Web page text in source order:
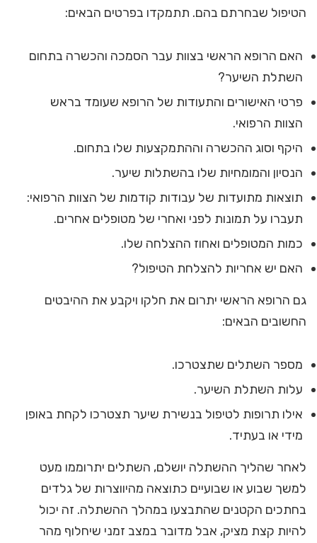
הטיפול שבחרתם בהם. תתמקדו בפרטים הבאים:
האם הרופא הראשי בצוות עבר הסמכה והכשרה בתחום
השתלת השיער?
פרטי האישורים והתעודות של הרופא שעומד בראש
הצוות הרפואי.
היקף וסוג ההכשרה וההתמקצעות שלו בתחום.
הנסיון והמומחיות שלו בהשתלות שיער.
תוצאות מתועדות של עבודות קודמות של הצוות הרפואי:
תעברו על תמונות לפני ואחרי של מטופלים אחרים.
כמות המטופלים ואחוז ההצלחה שלו.
האם יש אחריות להצלחת הטיפול?
גם הרופא הראשי יתרום את חלקו ויקבע את ההיבטים
החשובים הבאים:
מספר השתלים שתצטרכו.
עלות השתלת השיער.
אילו תרופות לטיפול בנשירת שיער תצטרכו לקחת באופן
מידי או בעתיד.
לאחר שהליך ההשתלה יושלם, השתלים יתרוממו מעט
למשך שבוע או שבועיים כתוצאה מהיווצרות של גלדים
בחתכים הקטנים שהתבצעו במהלך ההשתלה. זה יכול
להיות קצת מציק, אבל מדובר במצב זמני שיחלוף מהר